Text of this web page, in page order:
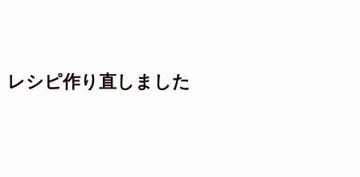
レシピ作り直しました